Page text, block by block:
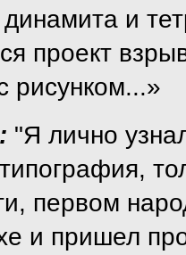
динамита и
проект
рисунком...»
"Я лично
первом
и пришел